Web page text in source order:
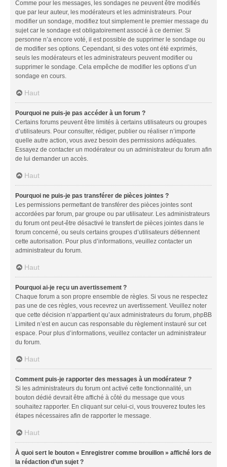
Comme pour les messages, les sondages ne peuvent être modifiés
que par leur auteur, les modérateurs et les administrateurs. Pour
modifier un sondage, modifiez tout simplement le premier message du
sujet car le sondage est obligatoirement associé à ce dernier. Si
personne n’a encore voté, il est possible de supprimer le sondage ou
de modifier ses options. Cependant, si des votes ont été exprimés,
seuls les modérateurs et les administrateurs peuvent modifier ou
supprimer le sondage. Cela empêche de modifier les options d’un
sondage en cours.
Haut
Pourquoi ne puis-je pas accéder à un forum ?
Certains forums peuvent être limités à certains utilisateurs ou groupes
d’utilisateurs. Pour consulter, rédiger, publier ou réaliser n’importe
quelle autre action, vous avez besoin des permissions adéquates.
Essayez de contacter un modérateur ou un administrateur du forum afin
de lui demander un accès.
Haut
Pourquoi ne puis-je pas transférer de pièces jointes ?
Les permissions permettant de transférer des pièces jointes sont
accordées par forum, par groupe ou par utilisateur. Les administrateurs
du forum ont peut-être désactivé le transfert de pièces jointes dans le
forum concerné, ou seuls certains groupes d’utilisateurs détiennent
cette autorisation. Pour plus d’informations, veuillez contacter un
administrateur du forum.
Haut
Pourquoi ai-je reçu un avertissement ?
Chaque forum a son propre ensemble de règles. Si vous ne respectez
pas une de ces règles, vous recevrez un avertissement. Veuillez noter
que cette décision n’appartient qu’aux administrateurs du forum, phpBB
Limited n’est en aucun cas responsable du règlement instauré sur cet
espace. Pour plus d’informations, veuillez contacter un administrateur
du forum.
Haut
Comment puis-je rapporter des messages à un modérateur ?
Si les administrateurs du forum ont activé cette fonctionnalité, un
bouton dédié devrait être affiché à côté du message que vous
souhaitez rapporter. En cliquant sur celui-ci, vous trouverez toutes les
étapes nécessaires afin de rapporter le message.
Haut
À quoi sert le bouton « Enregistrer comme brouillon » affiché lors de
la rédaction d’un sujet ?